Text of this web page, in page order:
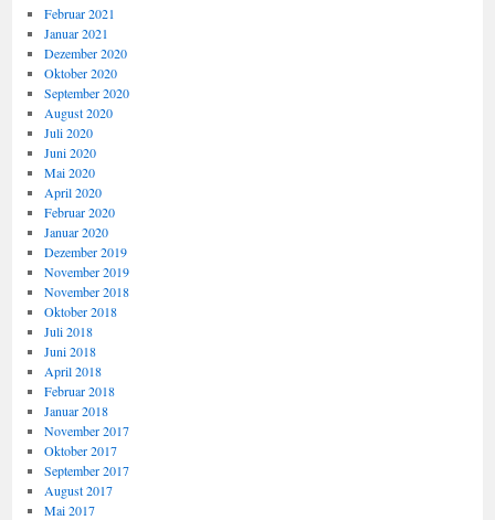
Februar 2021
Januar 2021
Dezember 2020
Oktober 2020
September 2020
August 2020
Juli 2020
Juni 2020
Mai 2020
April 2020
Februar 2020
Januar 2020
Dezember 2019
November 2019
November 2018
Oktober 2018
Juli 2018
Juni 2018
April 2018
Februar 2018
Januar 2018
November 2017
Oktober 2017
September 2017
August 2017
Mai 2017